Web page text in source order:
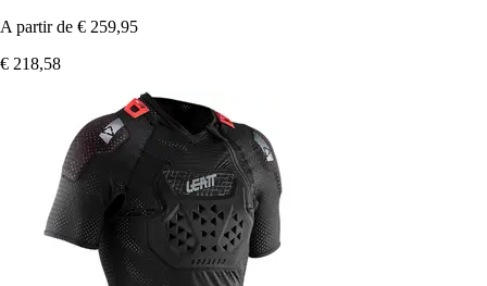
A partir de € 259,95
€ 218,58